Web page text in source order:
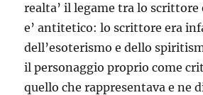
realta’ il legame tra lo scrittore
e’ antitetico: lo scrittore era
dell’esoterismo e dello
il personaggio proprio come
quello che rappresentava e ne